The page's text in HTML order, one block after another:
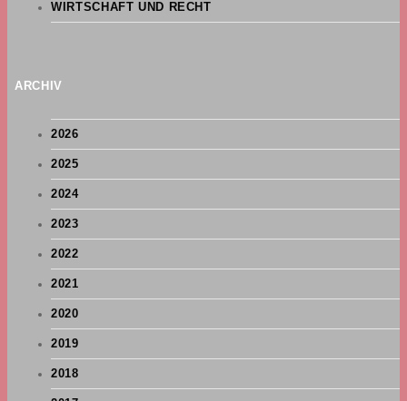
WIRTSCHAFT UND RECHT
ARCHIV
2026
2025
2024
2023
2022
2021
2020
2019
2018